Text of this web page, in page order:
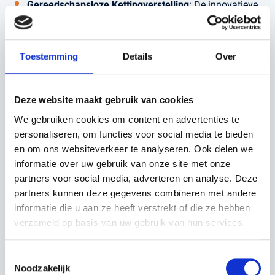
Toestemming Details Over
Deze website maakt gebruik van cookies
We gebruiken cookies om content en advertenties te
personaliseren, om functies voor social media te bieden
en om ons websiteverkeer te analyseren. Ook delen we
informatie over uw gebruik van onze site met onze
partners voor social media, adverteren en analyse. Deze
partners kunnen deze gegevens combineren met andere
informatie die u aan ze heeft verstrekt of die ze hebben
verzameld op basis van uw gebruik van hun services.
Noodzakelijk
Gereedschapsloze Kettingverstelling: De innovatieve
technologie maakt het eenvoudig om de zaagketting
snel en zonder extra gereedschap af te stellen, wat de
deel uit van hetPOWER FOR ALL ALLIANCE
verschillende merken en apparaten. Dit bespaart
kosten en vermindert de impact op het milieu.
Veilig en Betrouwbaar: Uitgerust met verschillende
veiligheidskenmerken, waaronder een kettingrem en
een handbescherming, zorgt deze zaag ervoor dat je
veilig kunt werken, zelfs in uitdagende
Compact en Eenvoudig Op te Bergen
: Na gebruik kan